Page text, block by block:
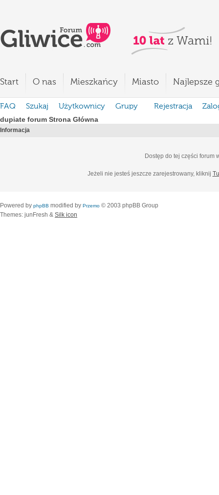
Start O nas Mieszkańcy Miasto Najlepsze
FAQ Szukaj Użytkownicy Grupy Rejestracja
dupiate forum Strona Główna
Informacja
Dostęp do tej części forum
Jeżeli nie jesteś jeszcze zarejestrowany, kliknij
Powered by phpBB modified by Przemo © 2003 phpBB Group
Themes: junFresh & Silk icon